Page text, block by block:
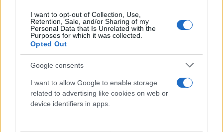
I want to opt-out of Collection, Use,
Retention, Sale, and/or Sharing of my
Personal Data that Is Unrelated with the
Purposes for which it was collected.
Opted Out
Google consents
I want to allow Google to enable storage
related to advertising like cookies on web or
device identifiers in apps.